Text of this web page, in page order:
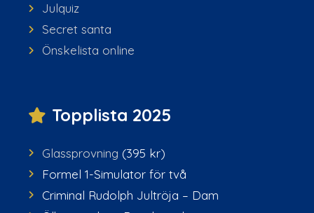
Julquiz
Secret santa
Önskelista online
Topplista 2025
Glassprovning (395 kr)
Formel 1-Simulator för två
Criminal Rudolph Jultröja – Dam